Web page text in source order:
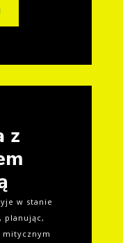
z
w stanie
planując,
mitycznym